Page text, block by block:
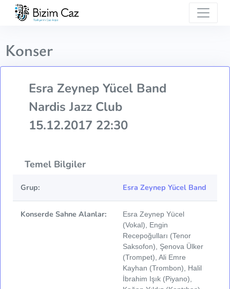
Konser
Esra Zeynep Yücel Band
Nardis Jazz Club
15.12.2017 22:30
Temel Bilgiler
Grup: Esra Zeynep Yücel Band
Konserde Sahne Alanlar:
Esra Zeynep Yücel
(Vokal), Engin
Recepoğulları (Tenor
Saksofon), Şenova Ülker
(Trompet), Ali Emre
Kayhan (Trombon), Halil
İbrahim Işık (Piyano),